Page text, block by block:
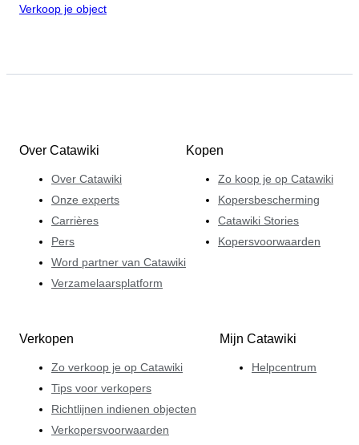
Verkoop je object
Over Catawiki
Over Catawiki
Onze experts
Carrières
Pers
Word partner van Catawiki
Verzamelaarsplatform
Kopen
Zo koop je op Catawiki
Kopersbescherming
Catawiki Stories
Kopersvoorwaarden
Verkopen
Zo verkoop je op Catawiki
Tips voor verkopers
Richtlijnen indienen objecten
Verkopersvoorwaarden
Mijn Catawiki
Helpcentrum